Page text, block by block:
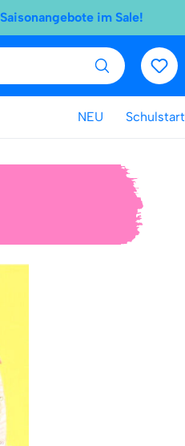
Saisonangebote im Sale!
NEU Schulstart